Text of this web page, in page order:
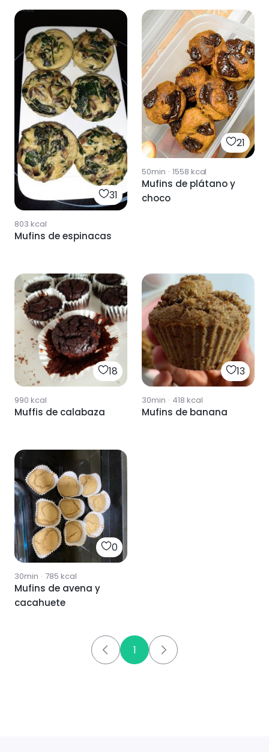
31
803 kcal
Mufins de espinacas
21
50min · 1558 kcal
Mufins de plátano y
choco
18
990 kcal
Muffis de calabaza
13
30min · 418 kcal
Mufins de banana
0
30min · 785 kcal
Mufins de avena y
cacahuete
1